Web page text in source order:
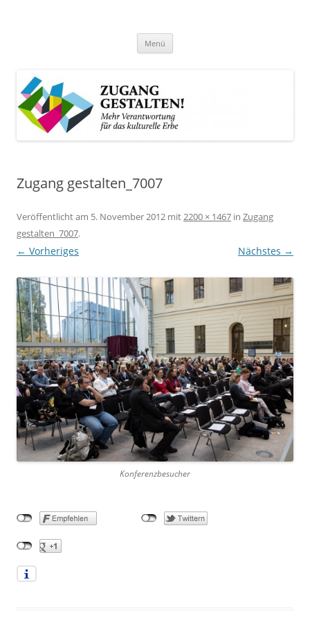
Menü
Zugang gestalten_7007
Veröffentlicht am 5. November 2012 mit2200 × 1467 in Zugang
gestalten_7007.
← Vorheriges Nächstes →
Konferenzbesucher